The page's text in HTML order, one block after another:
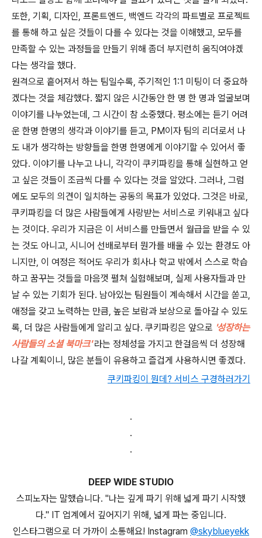
또한, 기획, 디자인, 프론트엔드, 백엔드 각각의 파트별로 프로젝트
를 통해 하고 싶은 것들이 다를 수 있다는 것을 이해했고, 모두를
만족할 수 있는 과정들을 만들기 위해 좀더 부지런히 움직여야겠
다는 생각을 했다.
원격으로 흩어져서 하는 팀일수록, 주기적인 1:1 미팅이 더 중요하
겠다는 것을 체감했다. 짧지 않은 시간동안 한 명 한 명과 얼굴보며
이야기를 나누었는데, 그 시간이 참 소중했다. 평소에는 듣기 어려
운 한명 한명의 생각과 이야기를 듣고, PM이자 팀의 리더로서 나
도 내가 생각하는 방향들을 한명 한명에게 이야기할 수 있어서 좋
았다. 이야기를 나누고 나니, 각각이 쿠키파킹을 통해 실현하고 얻
고 싶은 것들이 조금씩 다를 수 있다는 것을 알았다. 그러나, 그럼
에도 모두의 의견이 일치하는 공동의 목표가 있었다. 그것은 바로,
쿠키파킹을 더 많은 사람들에게 사랑받는 서비스로 키워내고 싶다
는 것이다. 우리가 지금은 이 서비스를 만들면서 월급을 받을 수 있
는 것도 아니고, 시니어 선배로부터 뭔가를 배울 수 있는 환경도 아
니지만, 이 여정은 적어도 우리가 회사나 학교 밖에서 스스로 학습
하고 꿈꾸는 것들을 마음껏 펼쳐 실험해보며, 실제 사용자들과 만
날 수 있는 기회가 된다. 남아있는 팀원들이 계속해서 시간을 쏟고,
애정을 갖고 노력하는 만큼, 높은 보람과 보상으로 돌아갈 수 있도
록, 더 많은 사람들에게 알리고 싶다. 쿠키파킹은 앞으로 '성장하는
사람들의 소셜 북마크'라는 정체성을 가지고 한걸음씩 더 성장해
나갈 계획이니, 많은 분들이 유용하고 즐겁게 사용하시면 좋겠다.
쿠키파킹이 뭔데? 서비스 구경하러가기
.
.
.
DEEP WIDE STUDIO
스피노자는 말했습니다. "나는 깊게 파기 위해 넓게 파기 시작했
다." IT 업계에서 깊어지기 위해, 넓게 파는 중입니다.
인스타그램으로 더 가까이 소통해요! Instagram @skyblueyekk